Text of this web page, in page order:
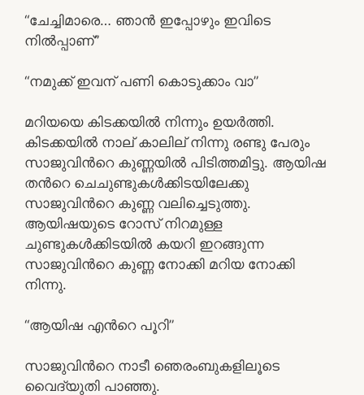
“ചേച്ചിമാരെ… ഞാൻ ഇപ്പോഴും ഇവിടെ
നിൽപ്പാണ്”
“നമുക്ക് ഇവന് പണി കൊടുക്കാം വാ”
മറിയയെ കിടക്കയിൽ നിന്നും ഉയർത്തി.
കിടക്കയിൽ നാല് കാലില് നിന്നു രണ്ടു പേരും
സാജുവിൻറെ കുണ്ണയിൽ പിടിത്തമിട്ടു. ആയിഷ
തൻറെ ചെചുണ്ടുകൾക്കിടയിലേക്കു
സാജുവിൻറെ കുണ്ണ വലിച്ചെടുത്തു.
ആയിഷയുടെ റോസ് നിറമുള്ള
ചുണ്ടുകൾക്കിടയിൽ കയറി ഇറങ്ങുന്ന
സാജുവിൻറെ കുണ്ണ നോക്കി മറിയ നോക്കി
നിന്നു.
“ആയിഷ എൻറെ പൂറി”
സാജുവിൻറെ നാടീ ഞെരംബുകളിലൂടെ
വൈദ്യുതി പാഞ്ഞു.